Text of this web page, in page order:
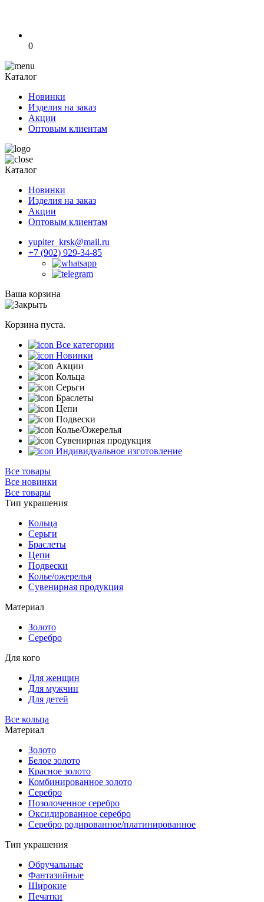
0
Каталог
Новинки
Изделия на заказ
Акции
Оптовым клиентам
Каталог
Новинки
Изделия на заказ
Акции
Оптовым клиентам
yupiter_krsk@mail.ru
+7 (902) 929-34-85
Ваша корзина
Корзина пуста.
Все категории
Новинки
Акции
Кольца
Серьги
Браслеты
Цепи
Подвески
Колье/Ожерелья
Сувенирная продукция
Индивидуальное изготовление
Все товары
Все новинки
Все товары
Тип украшения
Кольца
Серьги
Браслеты
Цепи
Подвески
Колье/ожерелья
Сувенирная продукция
Материал
Золото
Серебро
Для кого
Для женщин
Для мужчин
Для детей
Все кольца
Материал
Золото
Белое золото
Красное золото
Комбинированное золото
Серебро
Позолоченное серебро
Оксидированное серебро
Серебро родированное/платинированное
Тип украшения
Обручальные
Фантазийные
Широкие
Печатки